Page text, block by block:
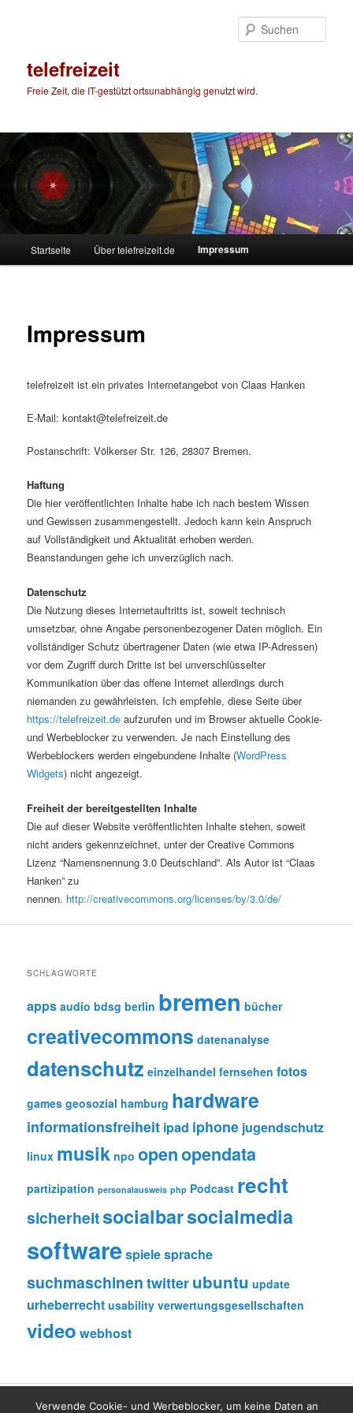
telefreizeit
Freie Zeit, die IT-gestützt ortsunabhängig genutzt wird.
Startseite Über telefreizeit.de Impressum
Impressum
telefreizeit ist ein privates Internetangebot von Claas Hanken
E-Mail: kontakt@telefreizeit.de
Postanschrift: Völkerser Str. 126, 28307 Bremen.
Haftung
Die hier veröffentlichten Inhalte habe ich nach bestem Wissen
und Gewissen zusammengestellt. Jedoch kann kein Anspruch
auf Vollständigkeit und Aktualität erhoben werden.
Beanstandungen gehe ich unverzüglich nach.
Datenschutz
Die Nutzung dieses Internetauftritts ist, soweit technisch
umsetzbar, ohne Angabe personenbezogener Daten möglich. Ein
vollständiger Schutz übertragener Daten (wie etwa IP-Adressen)
vor dem Zugriff durch Dritte ist bei unverschlüsselter
Kommunikation über das offene Internet allerdings durch
niemanden zu gewährleisten. Ich empfehle, diese Seite über
https://telefreizeit.de aufzurufen und im Browser aktuelle Cookie-
und Werbeblocker zu verwenden. Je nach Einstellung des
Werbeblockers werden eingebundene Inhalte (WordPress
Widgets) nicht angezeigt.
Freiheit der bereitgestellten Inhalte
Die auf dieser Website veröffentlichten Inhalte stehen, soweit
nicht anders gekennzeichnet, unter der Creative Commons
Lizenz “Namensnennung 3.0 Deutschland”. Als Autor ist “Claas
Hanken” zu
nennen. http://creativecommons.org/licenses/by/3.0/de/
SCHLAGWORTE
apps audio bdsg berlin bremen bücher
creativecommons datenanalyse
datenschutz einzelhandel fernsehen fotos
games geosozial hamburg hardware
informationsfreiheit ipad iphone jugendschutz
linux musik npo openopendata
partizipation personalausweis php Podcast recht
sicherheitsocialbarsocialmedia
softwarespielesprache
suchmaschinentwitterubuntu update
urheberrecht usability verwertungsgesellschaften
video webhost
Verwende Cookie- und Werbeblocker, um keine Daten an